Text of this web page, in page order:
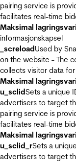
pairing service is
facilitates real-time
Maksimal
informasjonskapsel
_screloadUsed by
on the website - The
collects visitor data
Maksimal
u_sclidSets a unique
advertisers to target
pairing service is
facilitates real-time
Maksimal
u_sclid_rSets a
advertisers to target